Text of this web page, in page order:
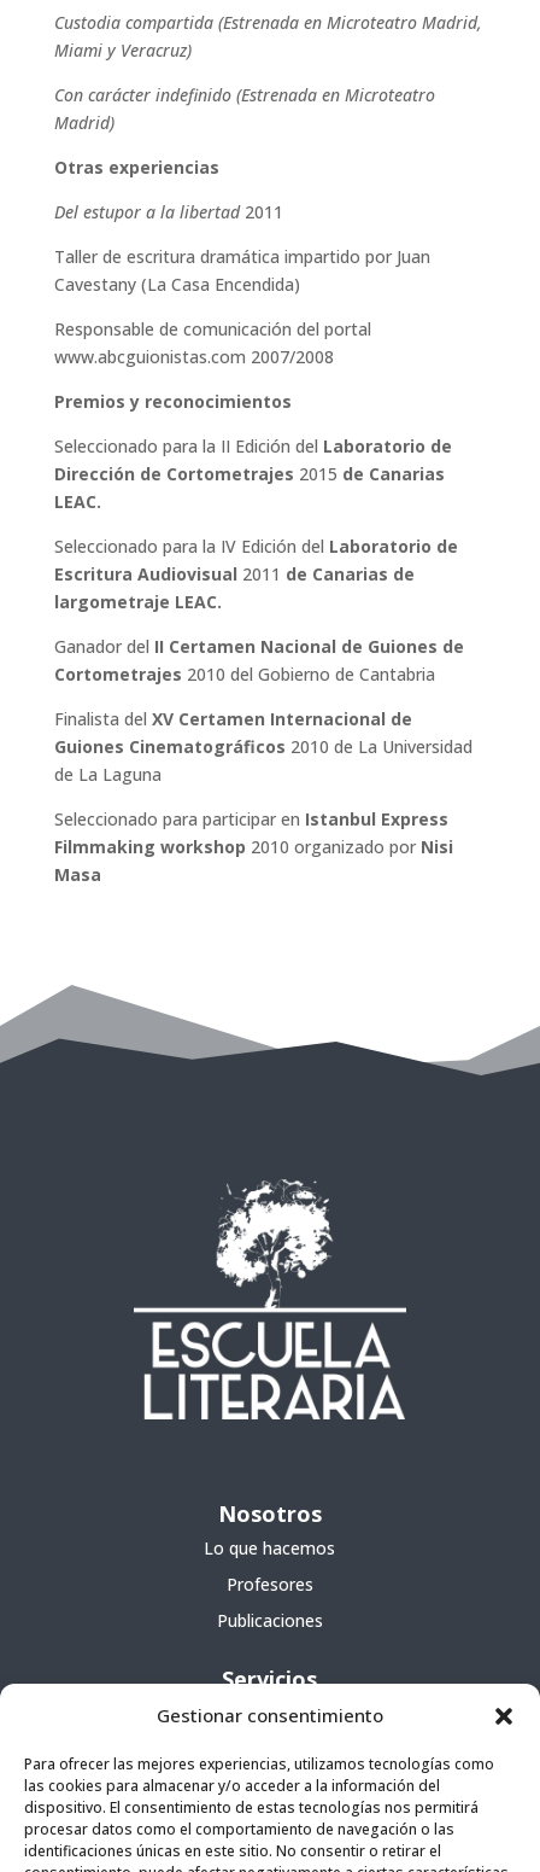
Gestionar consentimiento
Para ofrecer las mejores experiencias, utilizamos tecnologías como
las cookies para almacenar y/o acceder a la información del
dispositivo. El consentimiento de estas tecnologías nos permitirá
procesar datos como el comportamiento de navegación o las
identificaciones únicas en este sitio. No consentir o retirar el
Custodia compartida (Estrenada en Microteatro Madrid,
Miami y Veracruz)
Con carácter indefinido (Estrenada en Microteatro
Madrid)
Otras experiencias
Del estupor a la libertad 2011
Taller de escritura dramática impartido por Juan
Cavestany (La Casa Encendida)
Responsable de comunicación del portal
www.abcguionistas.com 2007/2008
Premios y reconocimientos
Seleccionado para la II Edición del Laboratorio de
Dirección de Cortometrajes 2015 de Canarias
LEAC.
Seleccionado para la IV Edición del Laboratorio de
Escritura Audiovisual 2011 de Canarias de
largometraje LEAC.
Ganador del II Certamen Nacional de Guiones de
Cortometrajes 2010 del Gobierno de Cantabria
Finalista del XV Certamen Internacional de
Guiones Cinematográficos 2010 de La Universidad
de La Laguna
Seleccionado para participar en Istanbul Express
Filmmaking workshop 2010 organizado por Nisi
Masa
Nosotros
Lo que hacemos
Profesores
Publicaciones
Servicios
Cursos
Escuela portátil
Agencia literaria